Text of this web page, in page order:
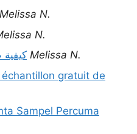
Melissa N.
N.
Melissa N.
gratuit de
Sampel Percuma